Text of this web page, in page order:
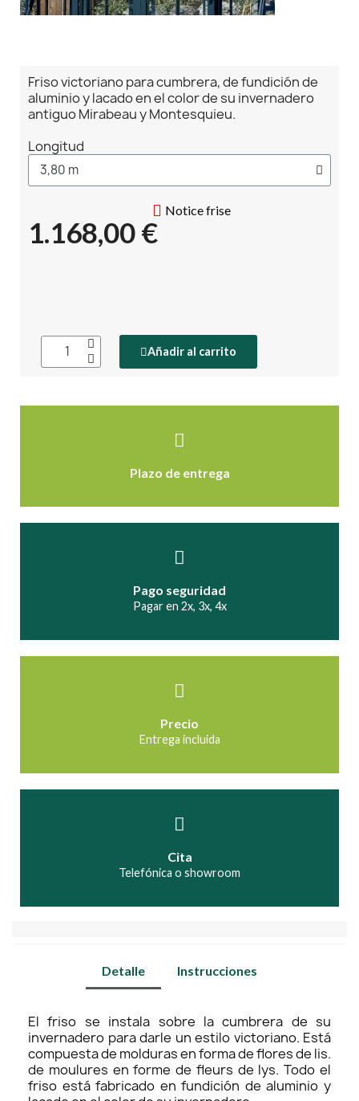
Friso victoriano para cumbrera, de fundición de
aluminio y lacado en el color de su invernadero
antiguo Mirabeau y Montesquieu.
Longitud
Notice frise
1.168,00 €
Añadir al carrito
Plazo de entrega
Pago seguridad
Pagar en 2x, 3x, 4x
Precio
Entrega incluida
Cita
Telefónica o showroom
Detalle Instrucciones
El friso se instala sobre la cumbrera de su
invernadero para darle un estilo victoriano. Está
compuesta de molduras en forma de flores de lis.
de moulures en forme de fleurs de lys. Todo el
friso está fabricado en fundición de aluminio y